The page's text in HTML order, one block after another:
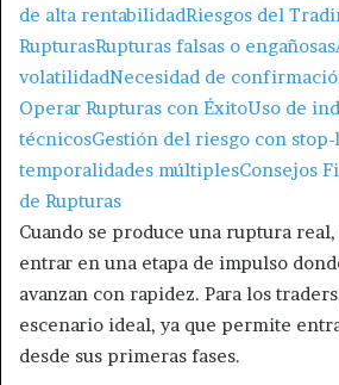
de alta rentabilidadRiesgos del
RupturasRupturas falsas o engañosas
volatilidadNecesidad de
Operar Rupturas con ÉxitoUso de
técnicosGestión del riesgo con stop-
temporalidades múltiplesConsejos
de Rupturas
Cuando se produce una ruptura
entrar en una etapa de impulso
avanzan con rapidez. Para los
escenario ideal, ya que permite
desde sus primeras fases.